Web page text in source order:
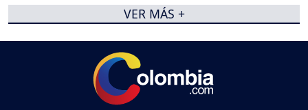
VER MÁS +